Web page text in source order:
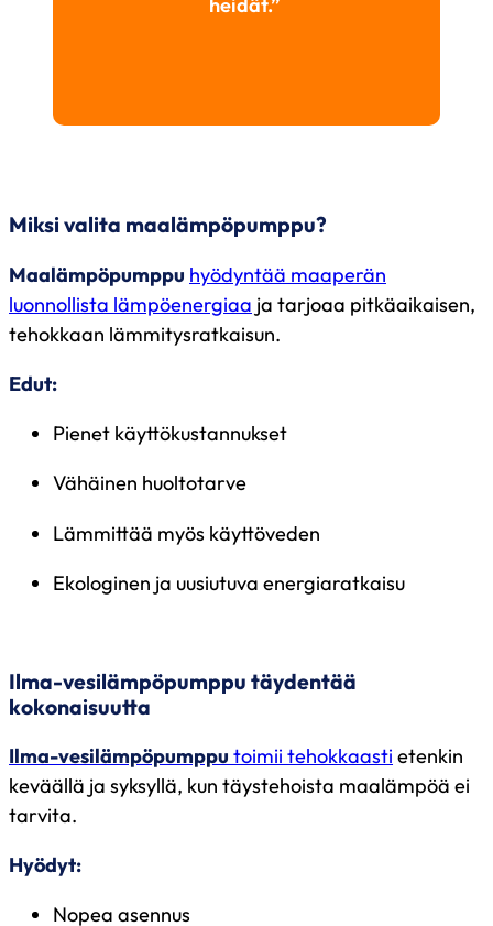
heidät.”
Miksi valita maalämpöpumppu?
Maalämpöpumppu hyödyntää maaperän
luonnollista lämpöenergiaa ja tarjoaa pitkäaikaisen,
tehokkaan lämmitysratkaisun.
Edut:
Pienet käyttökustannukset
Vähäinen huoltotarve
Lämmittää myös käyttöveden
Ekologinen ja uusiutuva energiaratkaisu
Ilma-vesilämpöpumppu täydentää
kokonaisuutta
Ilma-vesilämpöpumppu toimii tehokkaasti etenkin
keväällä ja syksyllä, kun täystehoista maalämpöä ei
tarvita.
Hyödyt:
Nopea asennus